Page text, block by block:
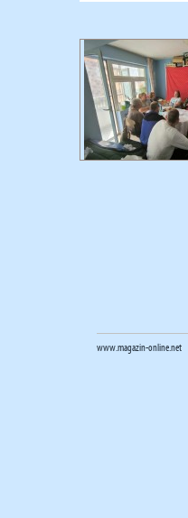
www.magazin-online.net